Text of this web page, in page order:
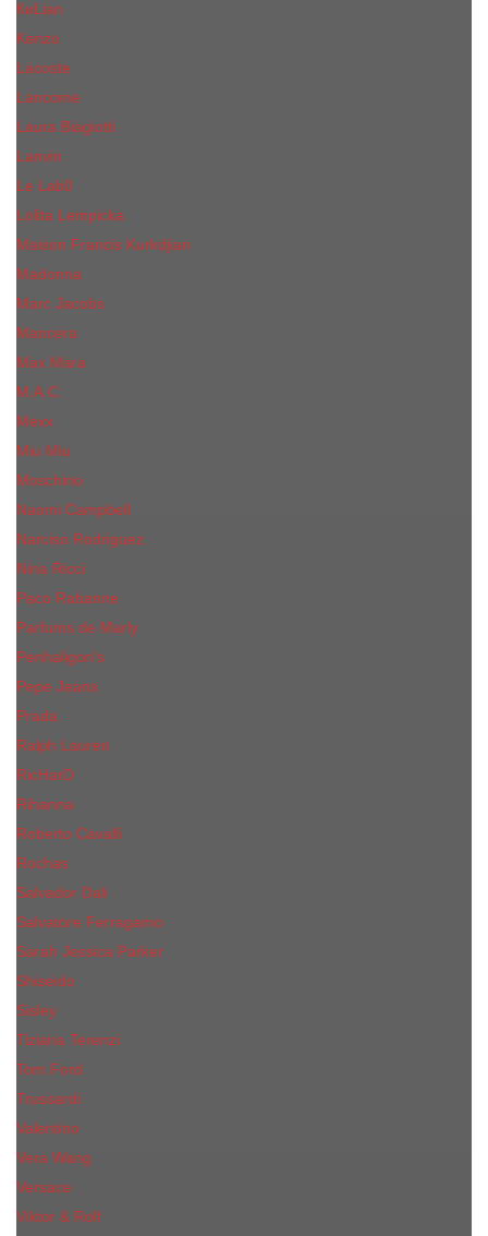
КиLian
Kenzo
Lacoste
Lancome
Laura Biagiotti
Lanvin
Lе Lab0
Lolita Lempicka
Maison Francis Kurkdjian
Madonna
Marc Jacobs
Mancera
Max Mara
M.А.C.
Mexx
Miu Miu
Mоsсhino
Naomi Campbell
Narciso Rodriguez
Nina Ricci
Paco Rabanne
Parfums de Marly
Penhaligon's
Pepe Jeans
Prada
Ralph Lauren
RicHarD
Rihanna
Roberto Cavalli
Rochas
Salvador Dali
Salvatore Ferragamo
Sarah Jessica Parker
Shiseido
Sisley
Tiziana Terenzi
Tom Ford
Trussardi
Valentino
Vera Wang
Versace
Viktor & Rolf